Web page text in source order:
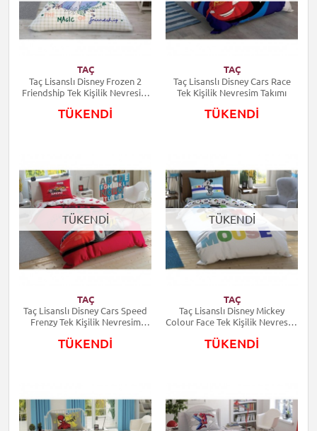
TAÇ
Taç Lisanslı Disney Frozen 2
Friendship Tek Kişilik Nevresim
TÜKENDİ
TAÇ
Taç Lisanslı Disney Cars Race
Tek Kişilik Nevresim Takımı
TÜKENDİ
TÜKENDİ
TAÇ
Taç Lisanslı Disney Cars Speed
Frenzy Tek Kişilik Nevresim
TÜKENDİ
TÜKENDİ
TAÇ
Taç Lisanslı Disney Mickey
Colour Face Tek Kişilik Nevresim
TÜKENDİ